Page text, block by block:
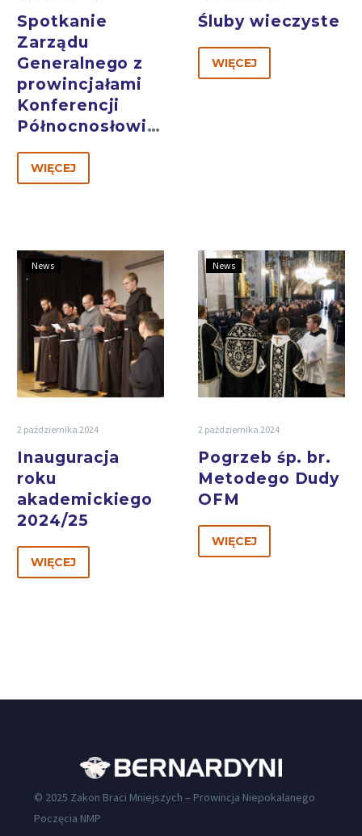
Spotkanie
Zarządu
Generalnego z
prowincjałami
Konferencji
Północnosłowiańskiej
WIĘCEJ
Śluby wieczyste
WIĘCEJ
News
2 października 2024
Inauguracja
roku
akademickiego
2024/25
WIĘCEJ
News
2 października 2024
Pogrzeb śp. br.
Metodego Dudy
OFM
WIĘCEJ
© 2025 Zakon Braci Mniejszych – Prowincja Niepokalanego
Poczęcia NMP